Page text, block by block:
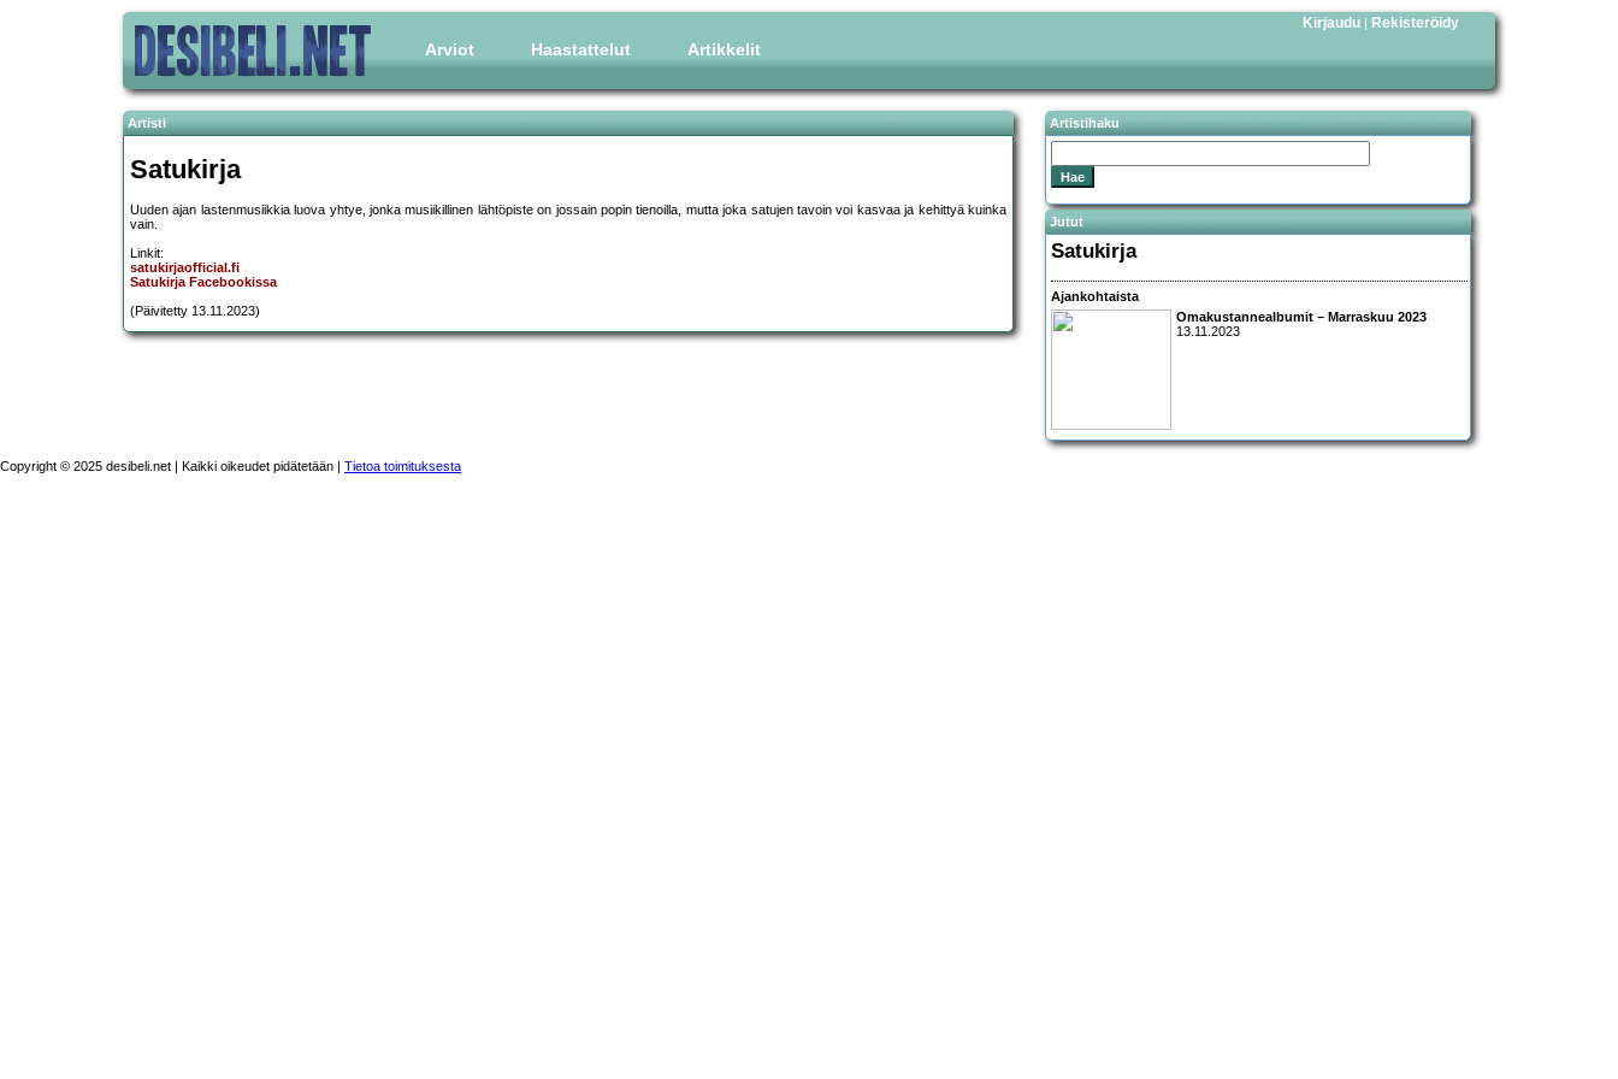
Arviot Haastattelut Artikkelit
Kirjaudu | Rekisteröidy
Artisti
Satukirja
Uuden ajan lastenmusiikkia luova yhtye, jonka musiikillinen lähtöpiste on jossain popin tienoilla, mutta joka satujen tavoin voi kasvaa ja kehittyä kuinka
vain.
Linkit:
satukirjaofficial.fi
Satukirja Facebookissa
(Päivitetty 13.11.2023)
Artistihaku
Jutut
Satukirja
Ajankohtaista
Omakustannealbumit – Marraskuu 2023
13.11.2023
Copyright © 2025 desibeli.net | Kaikki oikeudet pidätetään | Tietoa toimituksesta